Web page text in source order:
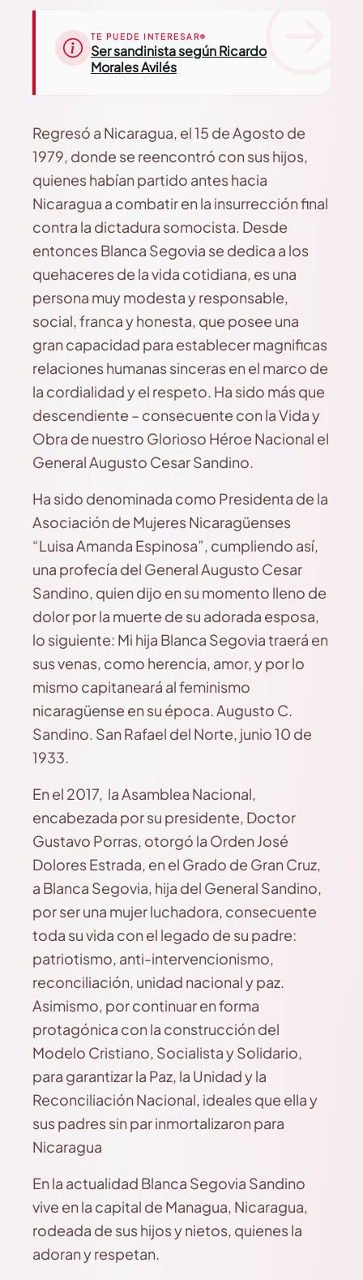
TE PUEDE INTERESAR
Ser sandinista según Ricardo
Morales Avilés
Regresó a Nicaragua, el 15 de Agosto de
1979, donde se reencontró con sus hijos,
quienes habían partido antes hacia
Nicaragua a combatir en la insurrección final
contra la dictadura somocista. Desde
entonces Blanca Segovia se dedica a los
quehaceres de la vida cotidiana, es una
persona muy modesta y responsable,
social, franca y honesta, que posee una
gran capacidad para establecer magnificas
relaciones humanas sinceras en el marco de
la cordialidad y el respeto. Ha sido más que
descendiente – consecuente con la Vida y
Obra de nuestro Glorioso Héroe Nacional el
General Augusto Cesar Sandino.
Ha sido denominada como Presidenta de la
Asociación de Mujeres Nicaragüenses
“Luisa Amanda Espinosa”, cumpliendo así,
una profecía del General Augusto Cesar
Sandino, quien dijo en su momento lleno de
dolor por la muerte de su adorada esposa,
lo siguiente: Mi hija Blanca Segovia traerá en
sus venas, como herencia, amor, y por lo
mismo capitaneará al feminismo
nicaragüense en su época. Augusto C.
Sandino. San Rafael del Norte, junio 10 de
1933.
En el 2017, la Asamblea Nacional,
encabezada por su presidente, Doctor
Gustavo Porras, otorgó la Orden José
Dolores Estrada, en el Grado de Gran Cruz,
a Blanca Segovia, hija del General Sandino,
por ser una mujer luchadora, consecuente
toda su vida con el legado de su padre:
patriotismo, anti-intervencionismo,
reconciliación, unidad nacional y paz.
Asimismo, por continuar en forma
protagónica con la construcción del
Modelo Cristiano, Socialista y Solidario,
para garantizar la Paz, la Unidad y la
Reconciliación Nacional, ideales que ella y
sus padres sin par inmortalizaron para
Nicaragua
En la actualidad Blanca Segovia Sandino
vive en la capital de Managua, Nicaragua,
rodeada de sus hijos y nietos, quienes la
adoran y respetan.